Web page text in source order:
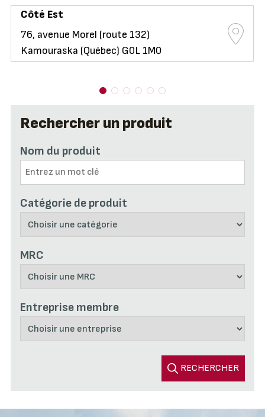
Rechercher un produit
Nom du produit
Catégorie de produit
MRC
Entreprise membre
RECHERCHER
Côté Est
76, avenue Morel (route 132)
Kamouraska (Québec) G0L 1M0